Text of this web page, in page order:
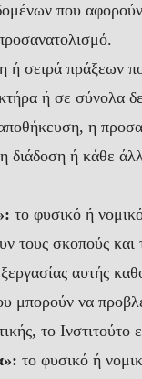
που
ή σειρά πράξεων
ή σε σύνολα
η
διάδοση ή κάθε
το φυσικό ή
τους σκοπούς
αυτής
μπορούν να
το
το φυσικό ή